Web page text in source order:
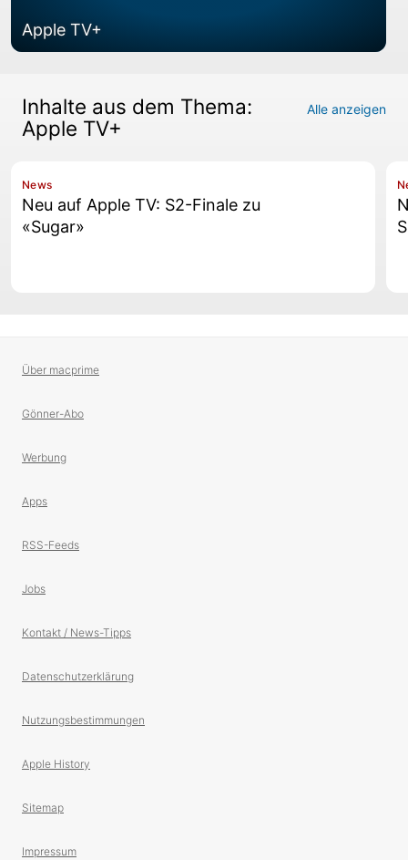
Apple TV+
Inhalte aus dem Thema:
Apple TV+
Alle anzeigen
News
Neu auf Apple TV: S2-Finale zu
«Sugar»
Über macprime
Gönner-Abo
Werbung
Apps
RSS-Feeds
Jobs
Kontakt / News-Tipps
Datenschutzerklärung
Nutzungsbestimmungen
Apple History
Sitemap
Impressum